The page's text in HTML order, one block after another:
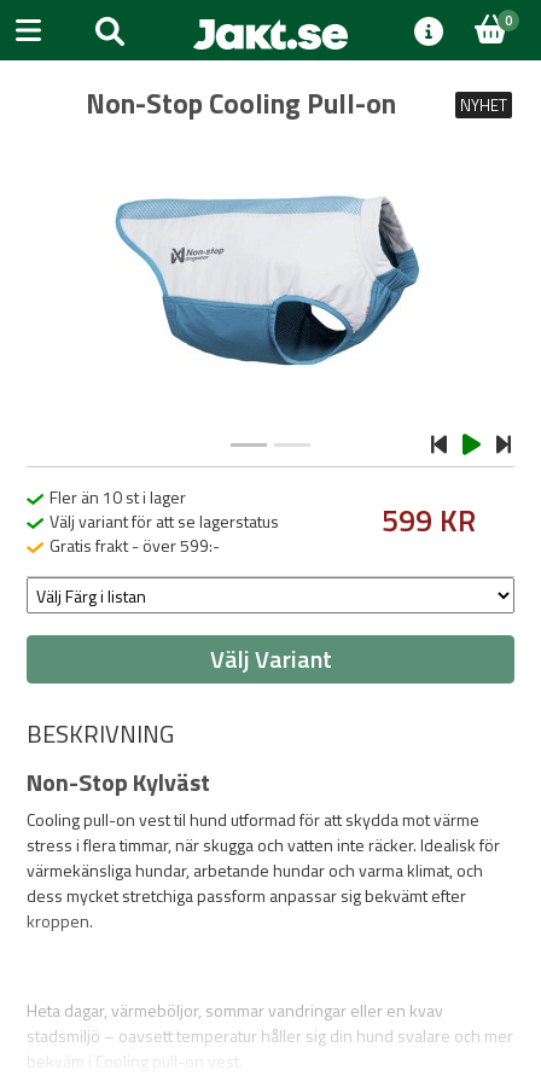
0
Non-Stop Cooling Pull-on NYHET
Fler än 10 st i lager
Välj variant för att se lagerstatus
Gratis frakt - över 599:-
599 KR
Välj Variant
BESKRIVNING
Non-Stop Kylväst
Cooling pull-on vest til hund utformad för att skydda mot värme
stress i flera timmar, när skugga och vatten inte räcker. Idealisk för
värmekänsliga hundar, arbetande hundar och varma klimat, och
dess mycket stretchiga passform anpassar sig bekvämt efter
kroppen.
Heta dagar, värmeböljor, sommar vandringar eller en kvav
stadsmiljö – oavsett temperatur håller sig din hund svalare och mer
bekväm i Cooling pull-on vest.